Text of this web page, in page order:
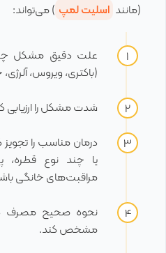
(مانند اسلیت لمپ ) می‌تواند:
علت دقیق مشکل
(باکتری، ویروس،
شدت مشکل را ارزیابی
درمان مناسب را
یا چند نوع قطره،
مراقبت‌های خانگی
نحوه صحیح مصرف
مشخص کند.